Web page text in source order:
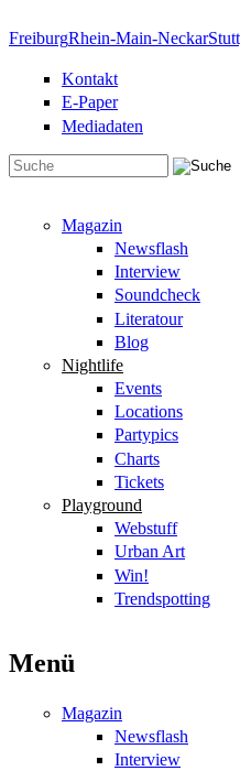
FreiburgRhein-Main-Neckar
Kontakt
E-Paper
Mediadaten
Magazin
Newsflash
Interview
Soundcheck
Literatour
Blog
Nightlife
Events
Locations
Partypics
Charts
Tickets
Playground
Webstuff
Urban Art
Win!
Trendspotting
Menü
Magazin
Newsflash
Interview